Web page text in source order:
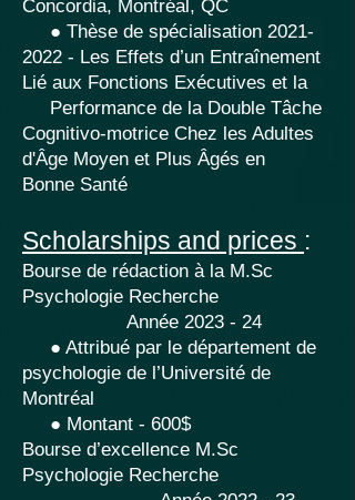
Concordia, Montréal, QC
● Thèse de spécialisation 2021-
2022 - Les Effets d’un Entraînement
Lié aux Fonctions Exécutives et la
Performance de la Double Tâche
Cognitivo-motrice Chez les Adultes
d'Âge Moyen et Plus Âgés en
Bonne Santé
Scholarships and prices :
Bourse de rédaction à la M.Sc
Psychologie Recherche
Année 2023 - 24
● Attribué par le département de
psychologie de l’Université de
Montréal
● Montant - 600$
Bourse d’excellence M.Sc
Psychologie Recherche